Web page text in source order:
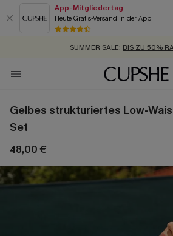
App-Mitgliedertag
Heute Gratis-Versand in der App!
GRATIS MASSBAND MIT JEDEM
SUMMER SALE: BIS ZU 50%
ZUM NEWSLETTER:BIS ZU -20%
KOSTENLOSER VERSAND AB
Gelbes strukturiertes Low-
Set
48,00 €